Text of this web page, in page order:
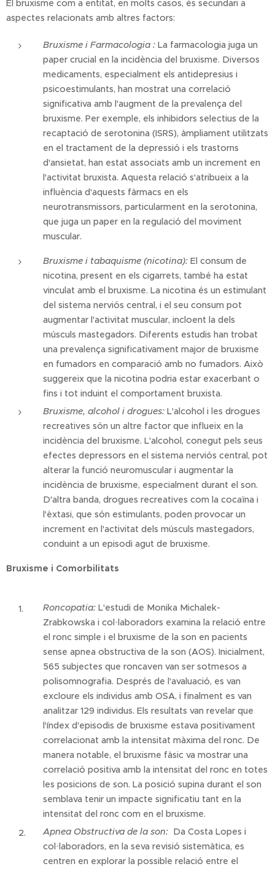
El bruxisme com a entitat, en molts casos, és secundari a
aspectes relacionats amb altres factors:
Bruxisme i Farmacologia : La farmacologia juga un
paper crucial en la incidència del bruxisme. Diversos
medicaments, especialment els antidepresius i
psicoestimulants, han mostrat una correlació
significativa amb l'augment de la prevalença del
bruxisme. Per exemple, els inhibidors selectius de la
recaptació de serotonina (ISRS), àmpliament utilitzats
en el tractament de la depressió i els trastorns
d'ansietat, han estat associats amb un increment en
l'activitat bruxista. Aquesta relació s'atribueix a la
influència d'aquests fàrmacs en els
neurotransmissors, particularment en la serotonina,
que juga un paper en la regulació del moviment
muscular.
Bruxisme i tabaquisme (nicotina): El consum de
nicotina, present en els cigarrets, també ha estat
vinculat amb el bruxisme. La nicotina és un estimulant
del sistema nerviós central, i el seu consum pot
augmentar l'activitat muscular, incloent la dels
músculs mastegadors. Diferents estudis han trobat
una prevalença significativament major de bruxisme
en fumadors en comparació amb no fumadors. Això
suggereix que la nicotina podria estar exacerbant o
fins i tot induint el comportament bruxista.
Bruxisme, alcohol i drogues: L'alcohol i les drogues
recreatives són un altre factor que influeix en la
incidència del bruxisme. L'alcohol, conegut pels seus
efectes depressors en el sistema nerviós central, pot
alterar la funció neuromuscular i augmentar la
incidència de bruxisme, especialment durant el son.
D'altra banda, drogues recreatives com la cocaïna i
l'èxtasi, que són estimulants, poden provocar un
increment en l'activitat dels músculs mastegadors,
conduint a un episodi agut de bruxisme.
Bruxisme i Comorbilitats
Roncopatia: L'estudi de Monika Michalek-
Zrabkowska i col·laboradors examina la relació entre
el ronc simple i el bruxisme de la son en pacients
sense apnea obstructiva de la son (AOS). Inicialment,
565 subjectes que roncaven van ser sotmesos a
polisomnografia. Després de l'avaluació, es van
excloure els individus amb OSA, i finalment es van
analitzar 129 individus. Els resultats van revelar que
l'índex d'episodis de bruxisme estava positivament
correlacionat amb la intensitat màxima del ronc. De
manera notable, el bruxisme fàsic va mostrar una
correlació positiva amb la intensitat del ronc en totes
les posicions de son. La posició supina durant el son
semblava tenir un impacte significatiu tant en la
intensitat del ronc com en el bruxisme.
Apnea Obstructiva de la son: Da Costa Lopes i
col·laboradors, en la seva revisió sistemàtica, es
centren en explorar la possible relació entre el